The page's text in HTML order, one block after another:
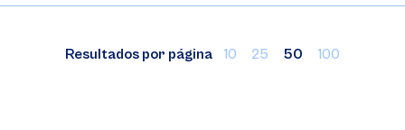
Resultados por página 10 25 50 100